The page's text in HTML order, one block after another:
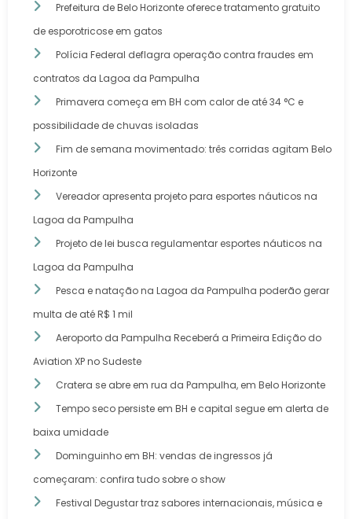
Prefeitura de Belo Horizonte oferece tratamento gratuito
de esporotricose em gatos
Polícia Federal deflagra operação contra fraudes em
contratos da Lagoa da Pampulha
Primavera começa em BH com calor de até 34 °C e
possibilidade de chuvas isoladas
Fim de semana movimentado: três corridas agitam Belo
Horizonte
Vereador apresenta projeto para esportes náuticos na
Lagoa da Pampulha
Projeto de lei busca regulamentar esportes náuticos na
Lagoa da Pampulha
Pesca e natação na Lagoa da Pampulha poderão gerar
multa de até R$ 1 mil
Aeroporto da Pampulha Receberá a Primeira Edição do
Aviation XP no Sudeste
Cratera se abre em rua da Pampulha, em Belo Horizonte
Tempo seco persiste em BH e capital segue em alerta de
baixa umidade
Dominguinho em BH: vendas de ingressos já
começaram: confira tudo sobre o show
Festival Degustar traz sabores internacionais, música e